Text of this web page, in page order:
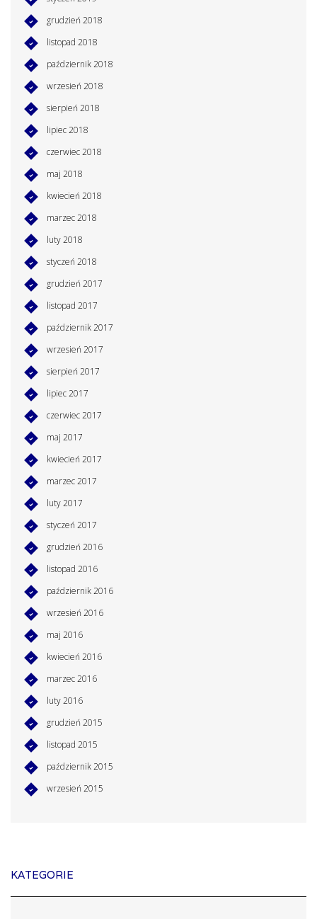
grudzień 2018
listopad 2018
październik 2018
wrzesień 2018
sierpień 2018
lipiec 2018
czerwiec 2018
maj 2018
kwiecień 2018
marzec 2018
luty 2018
styczeń 2018
grudzień 2017
listopad 2017
październik 2017
wrzesień 2017
sierpień 2017
lipiec 2017
czerwiec 2017
maj 2017
kwiecień 2017
marzec 2017
luty 2017
styczeń 2017
grudzień 2016
listopad 2016
październik 2016
wrzesień 2016
maj 2016
kwiecień 2016
marzec 2016
luty 2016
grudzień 2015
listopad 2015
październik 2015
wrzesień 2015
KATEGORIE